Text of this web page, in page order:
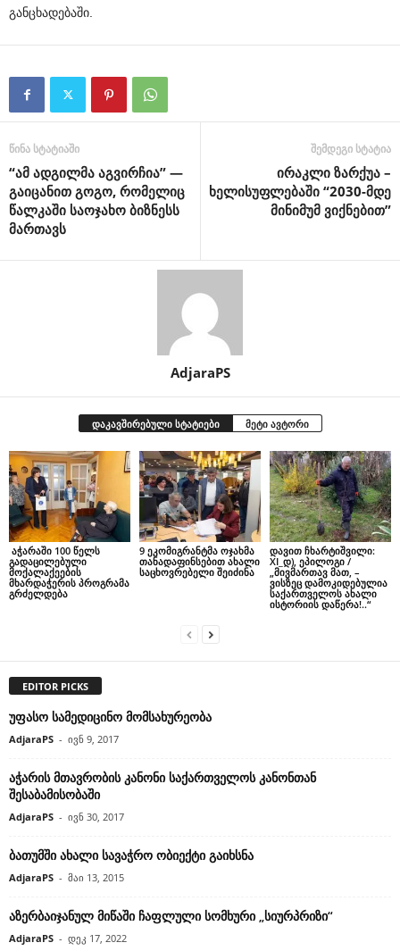
განცხადებაში.
წინა სტატიაში
“ამ ადგილმა აგვირჩია” —
გაიცანით გოგო, რომელიც
წალკაში საოჯახო ბიზნესს
მართავს
შემდეგი სტატია
ირაკლი ზარქუა –
ხელისუფლებაში “2030-მდე
მინიმუმ ვიქნებით”
AdjaraPS
დაკავშირებული სტატიები მეტი ავტორი
აჭარაში 100 წელს
გადაცილებული
მოქალაქეების
მხარდაჭერის პროგრამა
გრძელდება
9 ეკომიგრანტმა ოჯახმა
თანადაფინსებით ახალი
საცხოვრებელი შეიძინა
დავით ჩხარტიშვილი:
XI_დ), ეპილოგი /
„მივმართავ მათ, –
ვისზეც დამოკიდებულია
საქართველოს ახალი
ისტორიის დაწერა!..“
EDITOR PICKS
უფასო სამედიცინო მომსახურეობა
AdjaraPS - ივნ 9, 2017
აჭარის მთავრობის კანონი საქართველოს კანონთან
შესაბამისობაში
AdjaraPS - ივნ 30, 2017
ბათუმში ახალი სავაჭრო ობიექტი გაიხსნა
AdjaraPS - მაი 13, 2015
აზერბაიჯანულ მიწაში ჩაფლული სომხური „სიურპრიზი“
AdjaraPS - დეკ 17, 2022